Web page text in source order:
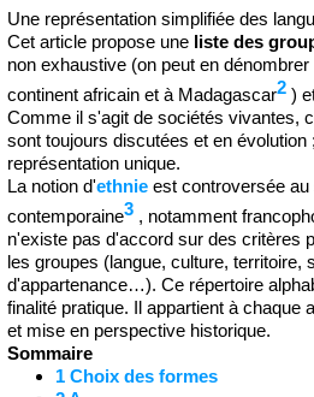
Une représentation simplifiée des
Cet article propose une liste des
non exhaustive (on peut en
continent africain et à Madagascar2 )
Comme il s'agit de sociétés vivantes,
sont toujours discutées et en
représentation unique.
La notion d'ethnie est controversée au
contemporaine3 , notamment
n'existe pas d'accord sur des critères
les groupes (langue, culture, territoire,
d'appartenance…). Ce répertoire
finalité pratique. Il appartient à chaque
et mise en perspective historique.
Sommaire
1 Choix des formes